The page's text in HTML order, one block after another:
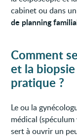
cabinet ou dans
de planning
Comment
et la
pratique ?
Le ou la
médical
sert à ouvrir un